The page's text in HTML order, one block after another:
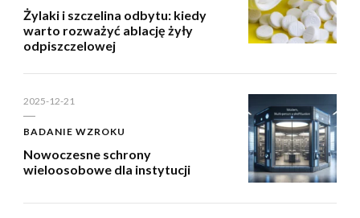
Żylaki i szczelina odbytu: kiedy
warto rozważyć ablację żyły
odpiszczelowej
2025-12-21
BADANIE WZROKU
Nowoczesne schrony
wieloosobowe dla instytucji